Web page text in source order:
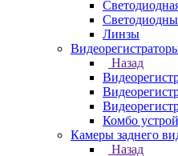
Линзы
Назад
Комбо
Камеры заднего
Назад